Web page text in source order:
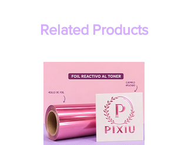
Related Products